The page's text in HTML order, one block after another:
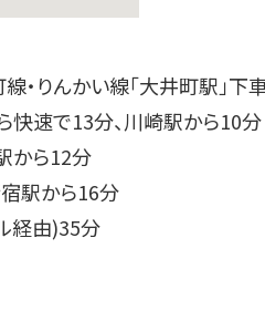
・りんかい線「大井町駅」下
速で13分、川崎駅から10分
から12分
駅から16分
経由)35分